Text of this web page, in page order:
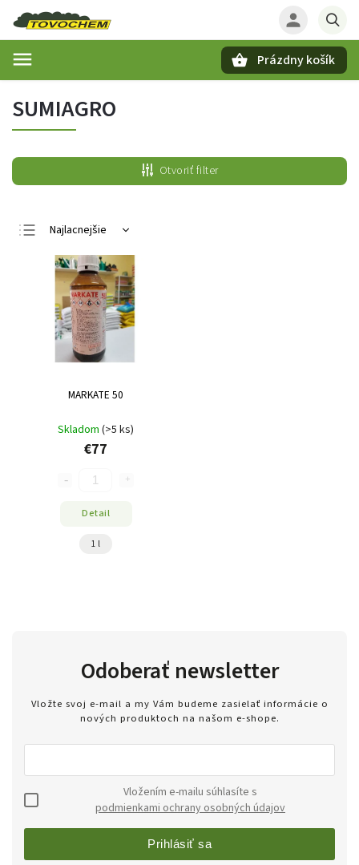
Prázdny košík
SUMIAGRO
Otvoriť filter
Najlacnejšie
Najdrahšie
Najpredávanejšie
Abecedne
MARKATE 50
Skladom (>5 ks)
€77
Detail
1 l
Odoberať newsletter
Vložte svoj e-mail a my Vám budeme zasielať informácie o
nových produktoch na našom e-shope.
podmienkami ochrany osobných údajov
Prihlásiť sa